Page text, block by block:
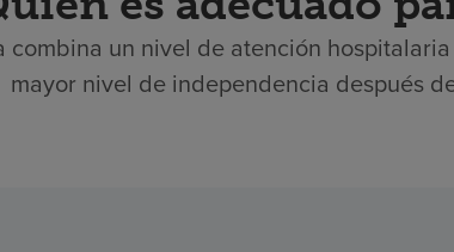
un nivel de atención
mayor nivel de independencia después